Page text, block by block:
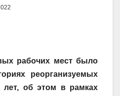
рабочих мест было
реорганизуемых
лет, об этом в рамках